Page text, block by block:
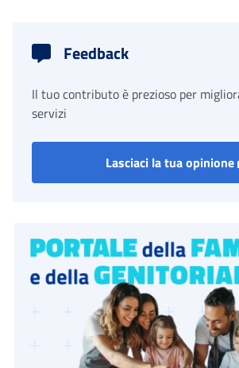
Feedback
Il tuo contributo è prezioso per
servizi
Lasciaci la tua opinione